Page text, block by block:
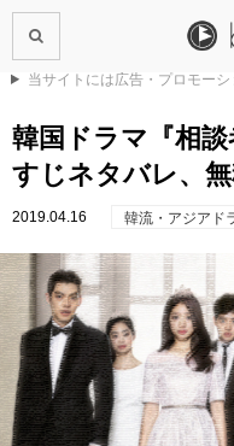
当サイトには広告・プロモーシ
韓国ドラマ『相
すじネタバレ、
2019.04.16 韓流・アジアド